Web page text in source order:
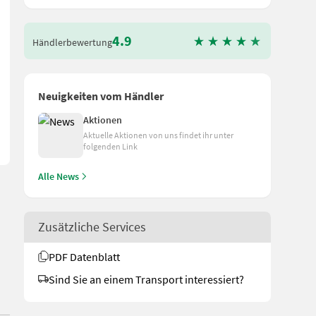
- Stützrad vorgesetzt montiert, hydraulische
Händlerbewertung4.9
Neuigkeiten vom Händler
Aktionen
Aktuelle Aktionen von uns findet ihr unter
folgenden Link
Alle News
Zusätzliche Services
PDF Datenblatt
Sind Sie an einem Transport interessiert?